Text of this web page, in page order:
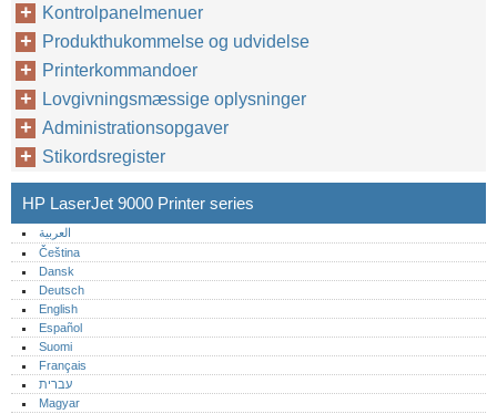
Kontrolpanelmenuer
Produkthukommelse og udvidelse
Printerkommandoer
Lovgivningsmæssige oplysninger
Administrationsopgaver
Stikordsregister
HP LaserJet 9000 Printer series
العربية
Čeština
Dansk
Deutsch
English
Español
Suomi
Français
עברית
Magyar